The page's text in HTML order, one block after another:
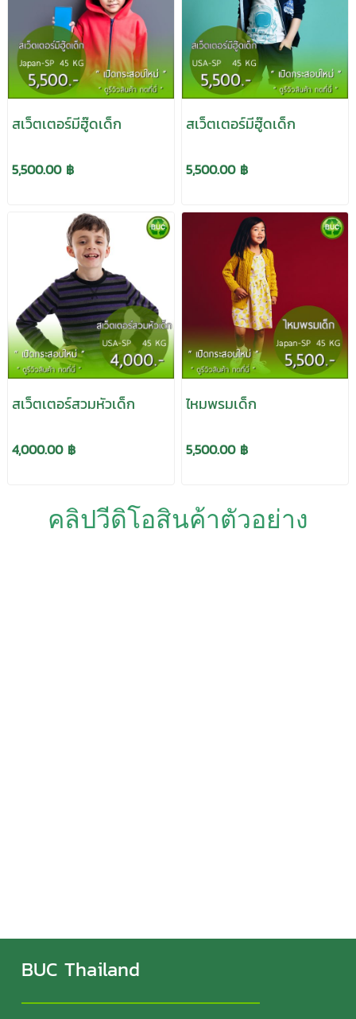
สเว็ตเตอร์มีฮู๊ดเด็ก
5,500.00 ฿
สเว็ตเตอร์มีฮู๊ดเด็ก
5,500.00 ฿
สเว็ตเตอร์สวมหัวเด็ก
4,000.00 ฿
ไหมพรมเด็ก
5,500.00 ฿
คลิปวีดิโอสินค้าตัวอย่าง
BUC Thailand